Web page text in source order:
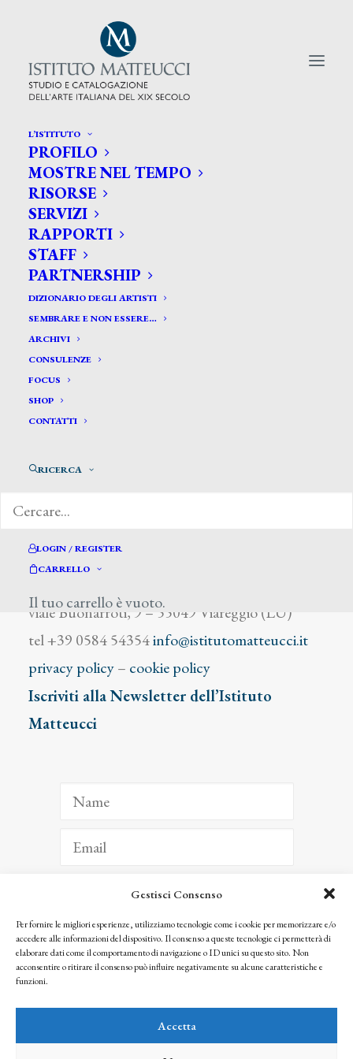
Gestisci Consenso
Per fornire le migliori esperienze, utilizziamo tecnologie come i cookie per memorizzare e/o
accedere alle informazioni del dispositivo. Il consenso a queste tecnologie ci permetterà di
elaborare dati come il comportamento di navigazione o ID unici su questo sito. Non
acconsentire o ritirare il consenso può influire negativamente su alcune caratteristiche e
funzioni.
Accetta
L’ISTITUTO
PROFILO
MOSTRE NEL TEMPO
RISORSE
SERVIZI
RAPPORTI
STAFF
PARTNERSHIP
DIZIONARIO DEGLI ARTISTI
SEMBRARE E NON ESSERE…
ARCHIVI
CONSULENZE
FOCUS
SHOP
CONTATTI
RICERCA
LOGIN / REGISTER
CARRELLO
Il tuo carrello è vuoto.
CERCA TRA GLI ARTISTI:
Search
for:
Martin Francois
viale Buonarroti, 9 – 55049 Viareggio (LU)
tel +39 0584 54354info@istitutomatteucci.it
privacy policy– cookie policy
Iscriviti alla Newsletter dell’Istituto
Matteucci
ISCRIVITI
Facendo clic per iscriverti, riconosci che le tue informazioni saranno trattate
seguendo la nostra Privacy Policy
© 2025 Istituto Matteucci. All right reserved
l’autorizzazione scritta dei proprietari dei diritti e dell’Istituto Matteucci